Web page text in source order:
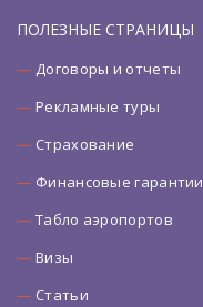
ПОЛЕЗНЫЕ СТРАНИЦЫ
Договоры и отчеты
Рекламные туры
Страхование
Финансовые гарантии
Табло аэропортов
Визы
Статьи